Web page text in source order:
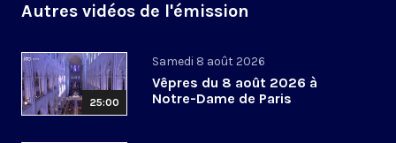
Autres vidéos de l'émission
25:00
Samedi 8 août 2026
Vêpres du 8 août 2026 à
Notre-Dame de Paris